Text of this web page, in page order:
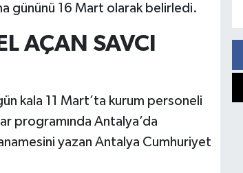
gününü 16 Mart olarak belirledi.
AÇAN SAVCI
kala 11 Mart’ta kurum personeli
programında Antalya’da
yazan Antalya Cumhuriyet